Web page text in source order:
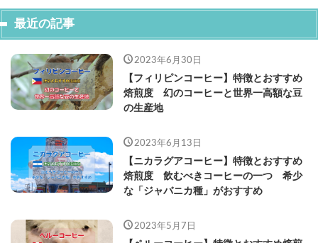
最近の記事
2023年6月30日
【フィリピンコーヒー】特徴とおすすめ
焙煎度 幻のコーヒーと世界一高額な豆
の生産地
2023年6月13日
【ニカラグアコーヒー】特徴とおすすめ
焙煎度 飲むべきコーヒーの一つ 希少
な「ジャバニカ種」がおすすめ
2023年5月7日